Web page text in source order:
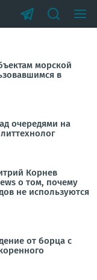
морской
в
очередями на
Корнев
о том, почему
не используются
от борца с